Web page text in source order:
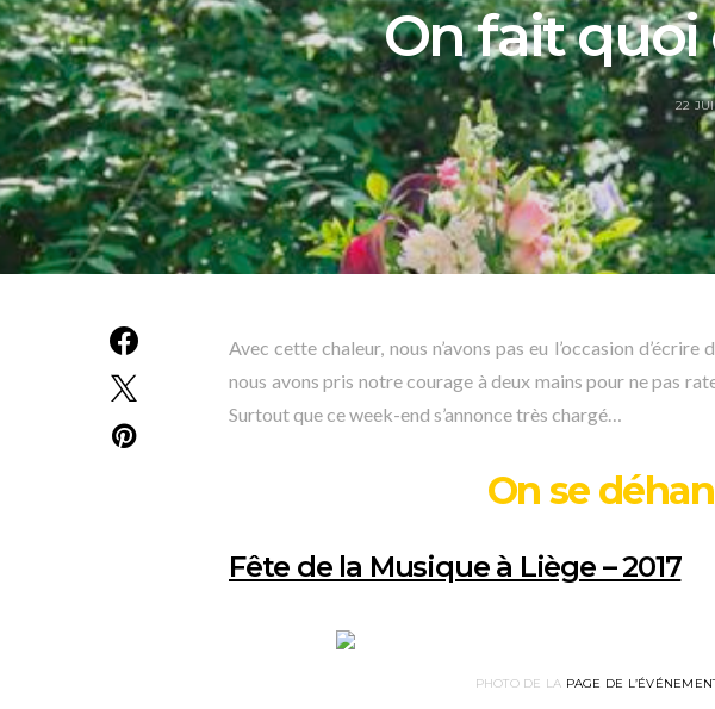
On fait quoi
22
Avec cette chaleur, nous n’avons pas eu l’occasion
nous avons pris notre courage à deux mains pour ne pas
Surtout que ce week-end s’annonce très chargé…
On se
Fête de la Musique à Liège – 2017
PHOTO DE LA PAGE DE